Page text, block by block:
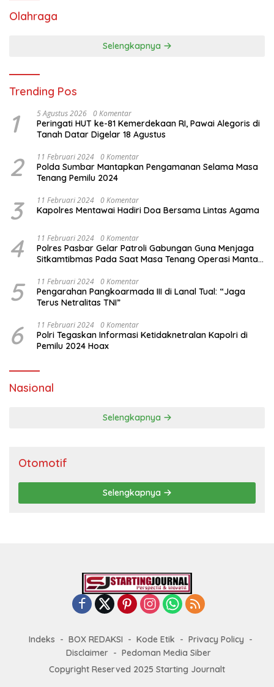
Olahraga
Selengkapnya
Trending Pos
1 5 Agustus 2026 0 Komentar
Peringati HUT ke-81 Kemerdekaan RI, Pawai Alegoris di
Tanah Datar Digelar 18 Agustus
2 11 Februari 2024 0 Komentar
Polda Sumbar Mantapkan Pengamanan Selama Masa
Tenang Pemilu 2024
3 11 Februari 2024 0 Komentar
Kapolres Mentawai Hadiri Doa Bersama Lintas Agama
4 11 Februari 2024 0 Komentar
Polres Pasbar Gelar Patroli Gabungan Guna Menjaga
Sitkamtibmas Pada Saat Masa Tenang Operasi Mantap
5 11 Februari 2024 0 Komentar
Pengarahan Pangkoarmada III di Lanal Tual: “Jaga
Terus Netralitas TNI”
6 11 Februari 2024 0 Komentar
Polri Tegaskan Informasi Ketidaknetralan Kapolri di
Pemilu 2024 Hoax
Nasional
Selengkapnya
Otomotif
Selengkapnya
Indeks BOX REDAKSI Kode Etik
Privacy Policy
Disclaimer
Pedoman Media Siber
Copyright Reserved 2025 Starting Journalt